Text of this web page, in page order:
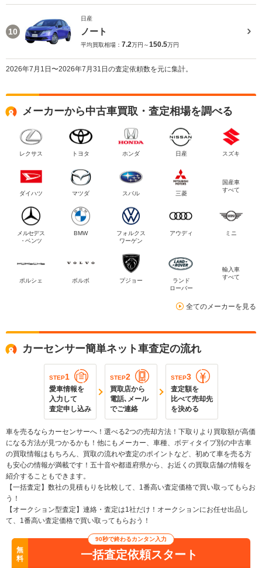
10
日産
ノート
平均買取相場： 7.2万円～150.5万円
2026年7月1日〜2026年7月31日の査定依頼数を元に集計。
メーカーから中古車買取・査定相場を調べる
レクサス トヨタ ホンダ 日産 スズキ
ダイハツ マツダ スバル 三菱
国産車
すべて
メルセデス
・ベンツ
BMW
フォルクス
ワーゲン
アウディ ミニ
ポルシェ ボルボ プジョー
ランド
ローバー
輸入車
すべて
全てのメーカーを見る
カーセンサー簡単ネット車査定の流れ
STEP1
愛車情報を
入力して
査定申し込み
STEP2
買取店から
電話､メール
でご連絡
STEP3
査定額を
比べて売却先
を決める
車を売るならカーセンサーへ！選べる2つの売却方法！下取りより買取額が高価
になる方法が見つかるかも！他にもメーカー、車種、ボディタイプ別の中古車
の買取情報はもちろん、買取の流れや査定のポイントなど、初めて車を売る方
も安心の情報が満載です！五十音や都道府県から、お近くの買取店舗の情報を
紹介することもできます。
【一括査定】数社の見積もりを比較して、1番高い査定価格で買い取ってもらお
う！
【オークション型査定】連絡・査定は1社だけ！オークションにお任せ出品し
て、1番高い査定価格で買い取ってもらおう！
無
料
90秒で終わるカンタン入力
一括査定依頼スタート